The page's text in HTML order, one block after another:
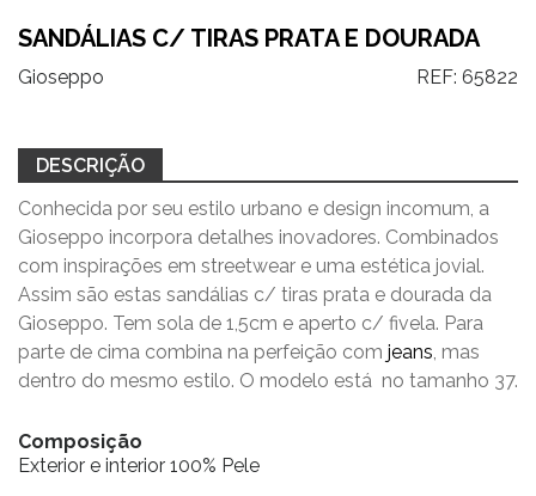
SANDÁLIAS C/ TIRAS PRATA E DOURADA
Gioseppo REF: 65822
DESCRIÇÃO
Conhecida por seu estilo urbano e design incomum, a
Gioseppo incorpora detalhes inovadores. Combinados
com inspirações em streetwear e uma estética jovial.
Assim são estas sandálias c/ tiras prata e dourada da
Gioseppo. Tem sola de 1,5cm e aperto c/ fivela. Para
parte de cima combina na perfeição com jeans, mas
dentro do mesmo estilo. O modelo está no tamanho 37.
Composição
Exterior e interior 100% Pele